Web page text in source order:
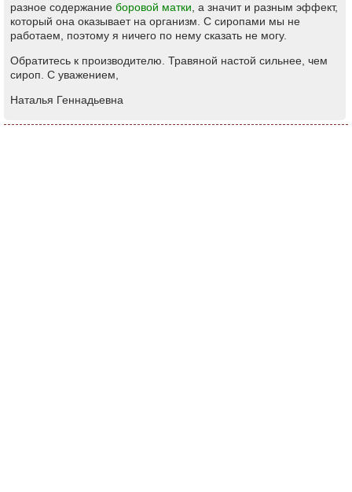
разное содержание боровой матки , а значит и разным эффект,
который она оказывает на организм. С сиропами мы не
работаем, поэтому я ничего по нему сказать не могу.
Обратитесь к производителю. Травяной настой сильнее, чем
сироп. С уважением,
Наталья Геннадьевна